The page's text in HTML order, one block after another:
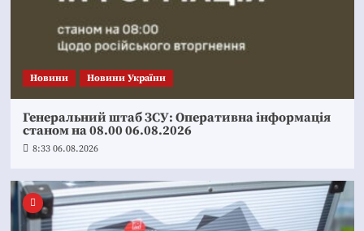
Новини Новини України
Генеральний штаб ЗСУ: Оперативна інформація
станом на 08.00 06.08.2026
8:33 06.08.2026